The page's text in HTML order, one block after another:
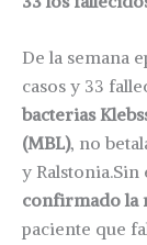
De la semana
casos y 33
bacterias
(MBL), no
y
confirmado la
paciente que